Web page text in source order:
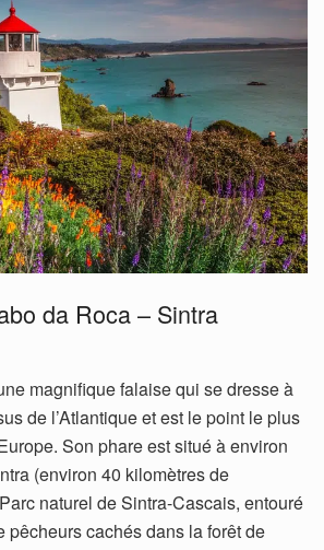
da Roca – Sintra
magnifique falaise qui se dresse à
de l’Atlantique et est le point le plus
Son phare est situé à environ
(environ 40 kilomètres de
naturel de Sintra-Cascais, entouré
pêcheurs cachés dans la forêt de